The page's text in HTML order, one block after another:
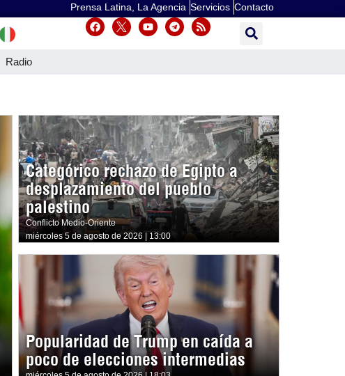
Prensa Latina, La Agencia Servicios Contacto
Radio
Categórico rechazo de Egipto a
desplazamiento del pueblo
palestino
Conflicto Medio-Oriente
miércoles 5 de agosto de 2026 | 13:00
Popularidad de Trump en caída a
poco de elecciones intermedias